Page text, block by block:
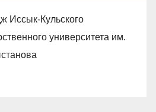
Иссык-Кульского
университета им.